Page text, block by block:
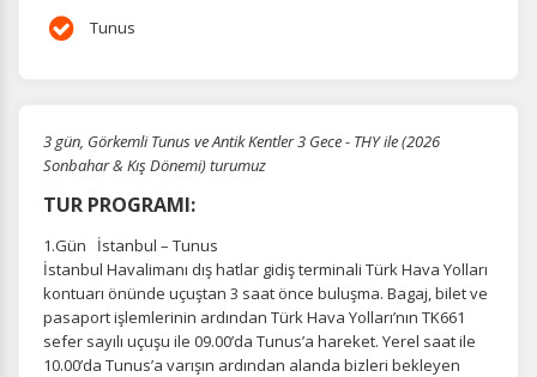
Tunus
3 gün, Görkemli Tunus ve Antik Kentler 3 Gece - THY ile (2026
Sonbahar & Kış Dönemi) turumuz
TUR PROGRAMI:
1.Gün İstanbul – Tunus
İstanbul Havalimanı dış hatlar gidiş terminali Türk Hava Yolları
kontuarı önünde uçuştan 3 saat önce buluşma. Bagaj, bilet ve
pasaport işlemlerinin ardından Türk Hava Yolları’nın TK661
sefer sayılı uçuşu ile 09.00’da Tunus’a hareket. Yerel saat ile
10.00’da Tunus’a varışın ardından alanda bizleri bekleyen